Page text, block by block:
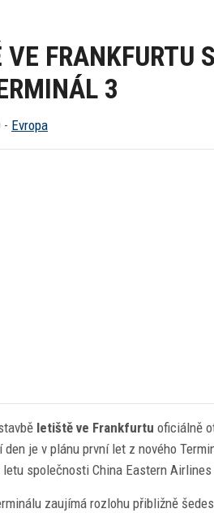
FRANKFURTU
3
- Evropa
letiště ve Frankfurtu oficiálně
je v plánu první let z nového
společnosti China Eastern Airlines
zaujímá rozlohu přibližně